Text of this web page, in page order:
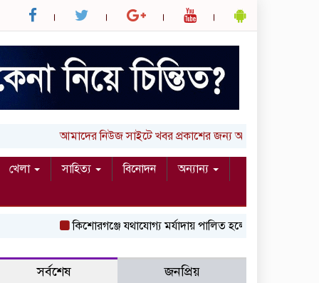
আমাদের নিউজ সাইটে খবর প্রকাশের জন্য আপনার লিখা (তথ্য,
খেলা সাহিত্য বিনোদন
অন্যান্য
কিশোরগঞ্জে যথাযোগ্য মর্যাদায় পালিত হলো ‘জুলাই গণঅভ্যুত্থান
সর্বশেষ জনপ্রিয়